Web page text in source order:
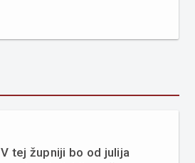
V tej župniji bo od julija